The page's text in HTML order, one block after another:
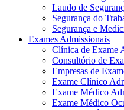
Laudo de
Segurança do
Segurança e
Exames Admissionais
Clínica de Exame
Consultório de
Empresas de
Exame Clínico
Exame Médico
Exame Médico